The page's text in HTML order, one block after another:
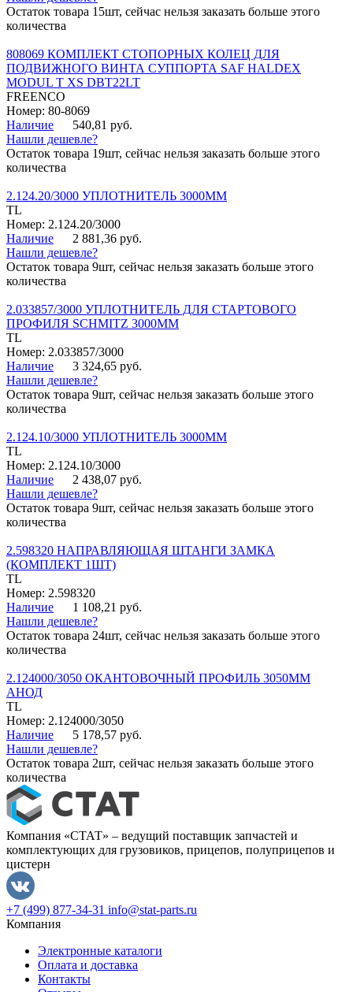
Остаток товара 15шт, сейчас нельзя заказать больше этого
количества
808069 КОМПЛЕКТ СТОПОРНЫХ КОЛЕЦ ДЛЯ
ПОДВИЖНОГО ВИНТА СУППОРТА SAF HALDEX
MODUL T XS DBT22LT
FREENCO
Номер: 80-8069
Наличие
540,81 руб.
Нашли дешевле?
Остаток товара 19шт, сейчас нельзя заказать больше этого
количества
2.124.20/3000 УПЛОТНИТЕЛЬ 3000ММ
TL
Номер: 2.124.20/3000
Наличие
2 881,36 руб.
Нашли дешевле?
Остаток товара 9шт, сейчас нельзя заказать больше этого
количества
2.033857/3000 УПЛОТНИТЕЛЬ ДЛЯ СТАРТОВОГО
ПРОФИЛЯ SCHMITZ 3000ММ
TL
Номер: 2.033857/3000
Наличие
3 324,65 руб.
Нашли дешевле?
Остаток товара 9шт, сейчас нельзя заказать больше этого
количества
2.124.10/3000 УПЛОТНИТЕЛЬ 3000ММ
TL
Номер: 2.124.10/3000
Наличие
2 438,07 руб.
Нашли дешевле?
Остаток товара 9шт, сейчас нельзя заказать больше этого
количества
2.598320 НАПРАВЛЯЮЩАЯ ШТАНГИ ЗАМКА
(КОМПЛЕКТ 1ШТ)
TL
Номер: 2.598320
Наличие
1 108,21 руб.
Нашли дешевле?
Остаток товара 24шт, сейчас нельзя заказать больше этого
количества
2.124000/3050 ОКАНТОВОЧНЫЙ ПРОФИЛЬ 3050ММ
АНОД
TL
Номер: 2.124000/3050
Наличие
5 178,57 руб.
Нашли дешевле?
Остаток товара 2шт, сейчас нельзя заказать больше этого
количества
Компания «СТАТ» – ведущий поставщик запчастей и
комплектующих для грузовиков, прицепов, полуприцепов и
цистерн
+7 (499) 877-34-31 info@stat-parts.ru
Компания
Электронные каталоги
Оплата и доставка
Контакты